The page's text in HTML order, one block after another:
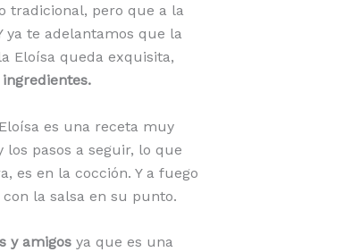
tradicional, pero que a la
ya te adelantamos que la
Eloísa queda exquisita,
es una receta muy
pasos a seguir, lo que
es en la cocción. Y a fuego
la salsa en su punto.
y amigosya que es una